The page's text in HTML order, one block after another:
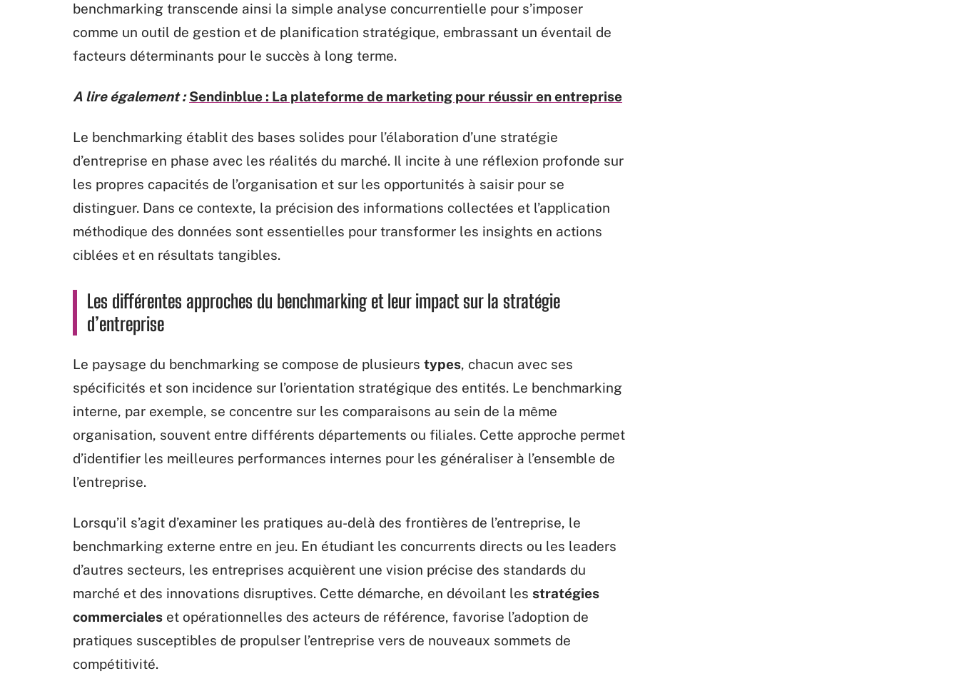
benchmarking transcende ainsi la simple analyse concurrentielle pour s’imposer
comme un outil de gestion et de planification stratégique, embrassant un éventail de
facteurs déterminants pour le succès à long terme.
A lire également : Sendinblue : La plateforme de marketing pour réussir en entreprise
Le benchmarking établit des bases solides pour l’élaboration d’une stratégie
d’entreprise en phase avec les réalités du marché. Il incite à une réflexion profonde sur
les propres capacités de l’organisation et sur les opportunités à saisir pour se
distinguer. Dans ce contexte, la précision des informations collectées et l’application
méthodique des données sont essentielles pour transformer les insights en actions
ciblées et en résultats tangibles.
Les différentes approches du benchmarking et leur impact sur la stratégie
d’entreprise
Le paysage du benchmarking se compose de plusieurs types, chacun avec ses
spécificités et son incidence sur l’orientation stratégique des entités. Le benchmarking
interne, par exemple, se concentre sur les comparaisons au sein de la même
organisation, souvent entre différents départements ou filiales. Cette approche permet
d’identifier les meilleures performances internes pour les généraliser à l’ensemble de
l’entreprise.
Lorsqu’il s’agit d’examiner les pratiques au-delà des frontières de l’entreprise, le
benchmarking externe entre en jeu. En étudiant les concurrents directs ou les leaders
d’autres secteurs, les entreprises acquièrent une vision précise des standards du
marché et des innovations disruptives. Cette démarche, en dévoilant les stratégies
commerciales et opérationnelles des acteurs de référence, favorise l’adoption de
pratiques susceptibles de propulser l’entreprise vers de nouveaux sommets de
compétitivité.